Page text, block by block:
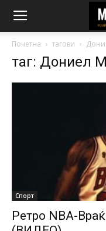
Почетна тагови
таг: Дониел
Спорт
Ретро NBA-